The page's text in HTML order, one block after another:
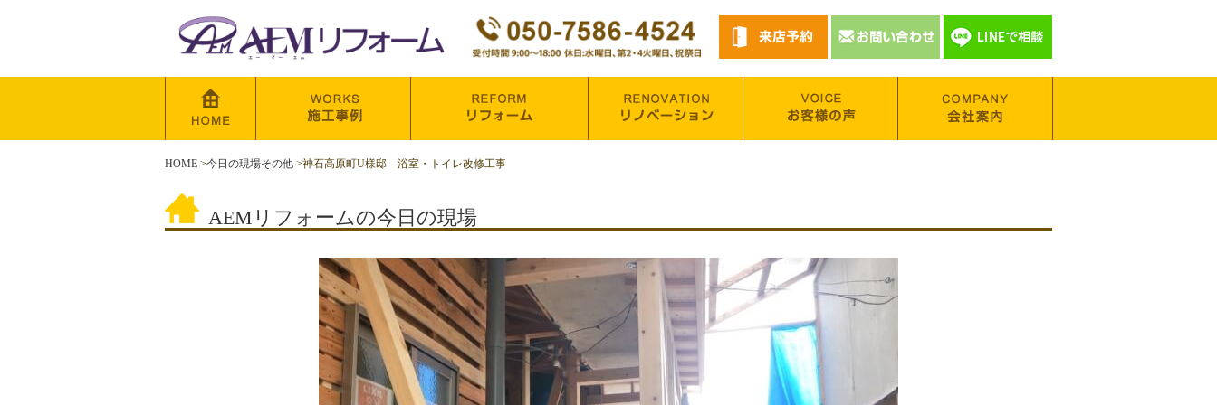
HOME >今日の現場その他 >神石高原町U様邸 浴室・トイレ改修工事
AEMリフォームの今日の現場